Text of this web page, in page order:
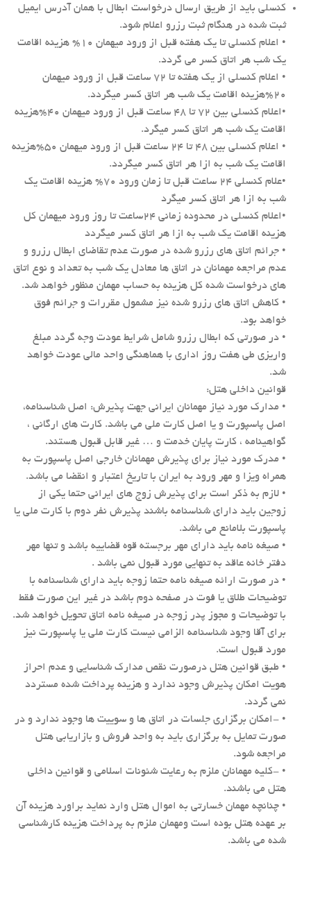
کنسلی باید از طریق ارسال درخواست ابطال با همان آدرس ایمیل
ثبت شده در هنگام ثبت رزرو اعلام شود.
• اعلام کنسلی تا یک هفته قبل از ورود میهمان ۱۰% هزینه اقامت
یک شب هر اتاق کسر می گردد.
• اعلام کنسلی از یک هفته تا ۷۲ ساعت قبل از ورود میهمان
۲۰%هزینه اقامت یک شب هر اتاق کسر میگردد.
•اعلام کنسلی بین ۷۲ تا ۴۸ ساعت قبل از ورود میهمان ۴۰%هزینه
اقامت یک شب هر اتاق کسر میگرد.
• اعلام کنسلی بین ۴۸ تا ۲۴ ساعت قبل از ورود میهمان ۵۰%هزینه
اقامت یک شب به ازا هر اتاق کسر میگردد.
•علام کنسلی ۲۴ ساعت قبل تا زمان ورود ۷۰% هزینه اقامت یک
شب به ازا هر اتاق کسر میگرد
•اعلام کنسلی در محدوده زمانی ۲۴ساعت تا روز ورود میهمان کل
هزینه اقامت یک شب به ازا هر اتاق کسر میگردد
• جرائم اتاق های رزرو شده در صورت عدم تقاضای ابطال رزرو و
عدم مراجعه مهمانان در اتاق ها معادل یک شب به تعداد و نوع اتاق
های درخواست شده کل هزینه به حساب مهمان منظور خواهد شد.
• کاهش اتاق های رزرو شده نیز مشمول مقررات و جرائم فوق
خواهد بود.
• در صورتی که ابطال رزرو شامل شرایط عودت وجه گردد مبلغ
واریزی طی هفت روز اداری با هماهنگی واحد مالی عودت خواهد
شد.
قوانین داخلی هتل:
• مدارک مورد نیاز مهمانان ایرانی جهت پذیرش: اصل شناسنامه،
اصل پاسپورت و یا اصل کارت ملی می باشد. کارت های ارگانی ،
گواهینامه ، کارت پایان خدمت و … غیر قابل قبول هستند.
• مدرک مورد نیاز برای پذیرش مهمانان خارجی اصل پاسپورت به
همراه ویزا و مهر ورود به ایران با تاریخ اعتبار و انقضا می باشد.
• لازم به ذکر است برای پذیرش زوج های ایرانی حتما یکی از
زوجین باید دارای شناسنامه باشند پذیرش نفر دوم با کارت ملی یا
پاسپورت بلامانع می باشد.
• صیغه نامه باید دارای مهر برجسته قوه قضاییه باشد و تنها مهر
دفتر خانه عاقد به تنهایی مورد قبول نمی باشد .
• در صورت ارائه صیغه نامه حتما زوجه باید دارای شناسنامه با
توضیحات طلاق یا فوت در صفحه دوم باشد در غیر این صورت فقط
با توضیحات و مجوز پدر زوجه در صیغه نامه اتاق تحویل خواهد شد.
برای آقا وجود شناسنامه الزامی نیست کارت ملی یا پاسپورت نیز
مورد قبول است.
• طبق قوانین هتل درصورت نقص مدارک شناسایی و عدم احراز
هویت امکان پذیرش وجود ندارد و هزینه پرداخت شده مستردد
نمی گردد.
• -امکان برگزاری جلسات در اتاق ها و سوییت ها وجود ندارد و در
صورت تمایل به برگزاری باید به واحد فروش و بازاریابی هتل
مراجعه شود.
• -کلیه مهمانان ملزم به رعایت شئونات اسلامی و قوانین داخلی
هتل می باشند.
• چنانچه مهمان خسارتی به اموال هتل وارد نماید براورد هزینه آن
بر عهده هتل بوده است ومهمان ملزم به پرداخت هزینه کارشناسی
شده می باشد.